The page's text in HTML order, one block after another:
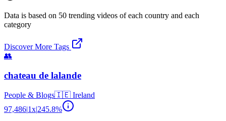
Data is based on 50 trending videos of each country and each
category
Discover More Tags
👥
chateau de lalande
People & Blogs🇮🇪 Ireland
97,486|1x|245.8%